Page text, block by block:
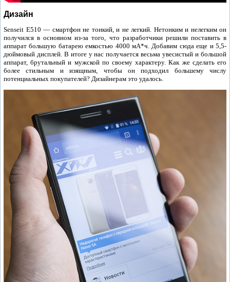
Дизайн
Senseit E510 — смартфон не тонкий, и не легкий. Нетонким и нелегким он
получился в основном из-за того, что разработчики решили поставить в
аппарат большую батарею емкостью 4000 мА*ч. Добавим сюда еще и 5,5-
дюймовый дисплей. В итоге у нас получается весьма увесистый и большой
аппарат, брутальный и мужской по своему характеру. Как же сделать его
более стильным и изящным, чтобы он подходил большему числу
потенциальных покупателей? Дизайнерам это удалось.